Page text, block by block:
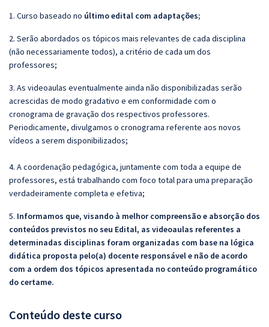
1. Curso baseado no último edital com adaptações;
2. Serão abordados os tópicos mais relevantes de cada disciplina
(não necessariamente todos), a critério de cada um dos
professores;
3. As videoaulas eventualmente ainda não disponibilizadas serão
acrescidas de modo gradativo e em conformidade com o
cronograma de gravação dos respectivos professores.
Periodicamente, divulgamos o cronograma referente aos novos
vídeos a serem disponibilizados;
4. A coordenação pedagógica, juntamente com toda a equipe de
professores, está trabalhando com foco total para uma preparação
verdadeiramente completa e efetiva;
5. Informamos que, visando à melhor compreensão e absorção dos
conteúdos previstos no seu Edital, as videoaulas referentes a
determinadas disciplinas foram organizadas com base na lógica
didática proposta pelo(a) docente responsável e não de acordo
com a ordem dos tópicos apresentada no conteúdo programático
do certame.
Conteúdo deste curso